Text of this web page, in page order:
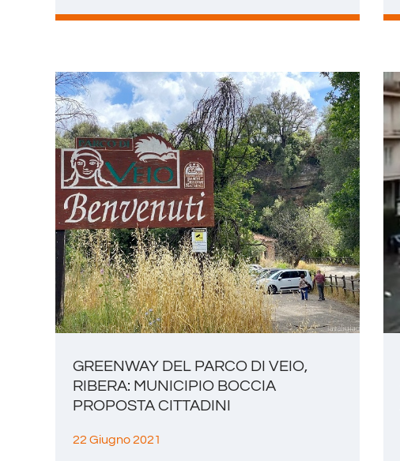
GREENWAY DEL PARCO DI VEIO,
RIBERA: MUNICIPIO BOCCIA
PROPOSTA CITTADINI
22 Giugno 2021